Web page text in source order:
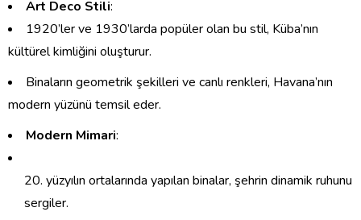
Art Deco Stili:
1920’ler ve 1930’larda popüler olan bu stil, Küba’nın
kültürel kimliğini oluşturur.
Binaların geometrik şekilleri ve canlı renkleri, Havana’nın
modern yüzünü temsil eder.
Modern Mimari:
yüzyılın ortalarında yapılan binalar, şehrin dinamik ruhunu
sergiler.